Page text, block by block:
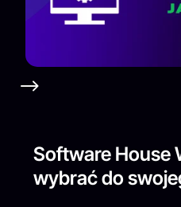
Software House
wybrać do